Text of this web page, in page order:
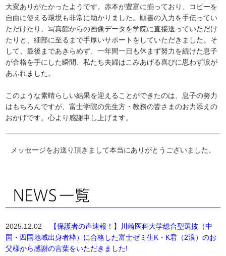
大変ありがたかったようです。赤本が豊富に揃っており、コピーを
自由に使える環境も非常に助かりました。願書の入力を手伝ってい
ただけたり、写真館からの画像データを学院に直接送っていただけ
たりと、細部に至るまで手厚いサポートをしていただきました。そ
して、最後まであきらめず、一年間一日も休まず努力を続けた息子
が合格を手にした瞬間、私たち夫婦はこみあげる喜びに思わず涙が
あふれました。
このような素晴らしい結果を迎えることができたのは、息子の努力
はもちろんですが、富士学院の先生方・教務の皆さまのお力添えの
おかげです。心より感謝申し上げます。
メッセージをお送り頂きまして本当にありがとうございました。
2025.12.02
【保護者の声速報！】川崎医科大学総合型選抜（中
国・四国地域出身者枠）に合格した富士ゼミ生K・K君（2浪）のお
父様から感謝の言葉をいただきました!